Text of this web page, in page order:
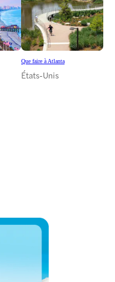
Que faire à Atlanta
États-Unis